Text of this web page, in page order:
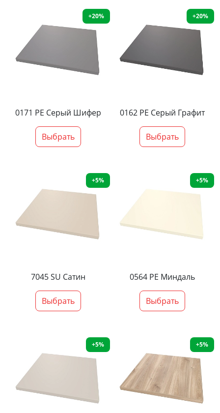
+20%
0171 PE Серый Шифер
Выбрать
+20%
0162 PE Серый Графит
Выбрать
+5%
7045 SU Сатин
Выбрать
+5%
0564 PE Миндаль
Выбрать
+5% +5%